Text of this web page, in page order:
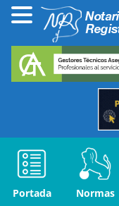
Portada Normas